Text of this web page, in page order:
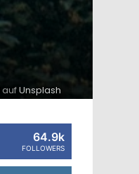
aufUnsplash
64.9k
FOLLOWERS